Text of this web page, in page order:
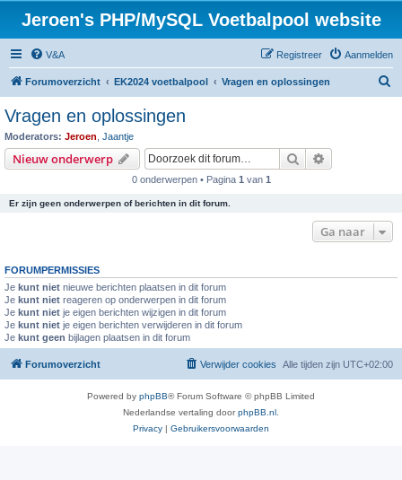
Jeroen's PHP/MySQL Voetbalpool website
V&A Aanmelden
Registreer
Forumoverzicht EK2024 voetbalpool Vragen en oplossingen
Vragen en oplossingen
Moderators: Jeroen Jaantje
Nieuw onderwerp Zoek
0 onderwerpen • Pagina 1 van 1
Er zijn geen onderwerpen of berichten in dit forum.
Ga naar
FORUMPERMISSIES
Je kunt niet nieuwe berichten plaatsen in dit forum
Je kunt niet reageren op onderwerpen in dit forum
Je kunt niet je eigen berichten wijzigen in dit forum
Je kunt niet je eigen berichten verwijderen in dit forum
Je kunt geen bijlagen plaatsen in dit forum
Forumoverzicht Alle tijden zijn UTC+02:00
Verwijder cookies
Powered by phpBB® Forum Software © phpBB Limited
Nederlandse vertaling doorphpBB.nl
Privacy | Gebruikersvoorwaarden